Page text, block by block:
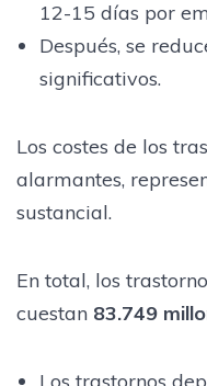
12-15 días por
Después, se
significativos.
Los costes de los
alarmantes,
sustancial.
En total, los
cuestan 83.749
Los trastornos